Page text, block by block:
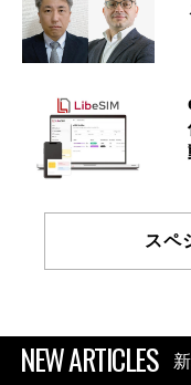
スペ
NEW ARTICLES